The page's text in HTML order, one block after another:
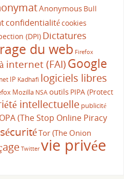
Anonymous Bull
confidentialitécookies
(DPI) Dictatures
du web Firefox
internet (FAI)Google
IP Kadhafi logiciels libres
Mozilla NSA outils PIPA (Protect
intellectuelle publicité
(The Stop Online Piracy
sécuritéTor (The Onion
Twitter vie privée